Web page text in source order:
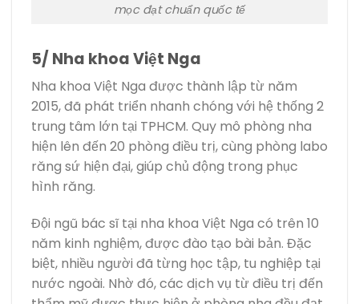
mọc đạt chuẩn quốc tế
5/ Nha khoa Việt Nga
Nha khoa Việt Nga được thành lập từ năm
2015, đã phát triển nhanh chóng với hệ thống 2
trung tâm lớn tại TPHCM. Quy mô phòng nha
hiện lên đến 20 phòng điều trị, cùng phòng labo
răng sứ hiện đại, giúp chủ động trong phục
hình răng.
Đội ngũ bác sĩ tại nha khoa Việt Nga có trên 10
năm kinh nghiệm, được đào tạo bài bản. Đặc
biệt, nhiều người đã từng học tập, tu nghiệp tại
nước ngoài. Nhờ đó, các dịch vụ từ điều trị đến